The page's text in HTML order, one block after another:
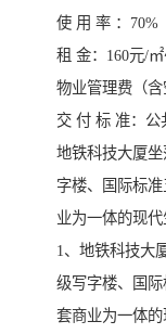
使 用 率 ：70%
租 金：160元/㎡
物业管理费（
交 付 标 准：公
地铁科技大厦
字楼、国际标
业为一体的现代
1、地铁科技大
级写字楼、国
套商业为一体的